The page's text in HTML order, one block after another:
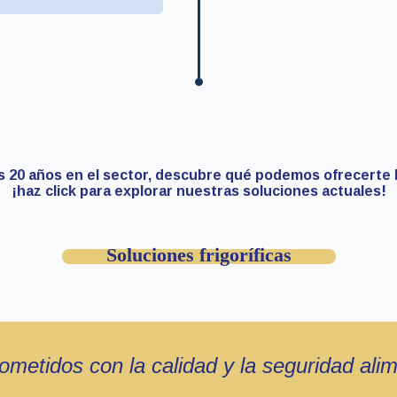
20 años en el sector, descubre qué podemos ofrecerte
¡haz click para explorar nuestras soluciones actuales!
Soluciones frigoríficas
con la calidad y la seguridad